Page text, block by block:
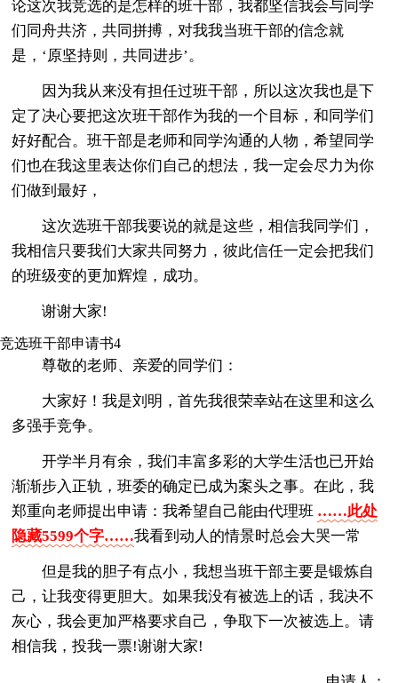
论这次我竞选的是怎样的班干部，我都坚信我会与同学
们同舟共济，共同拼搏，对我我当班干部的信念就
是，‘原坚持则，共同进步’。
因为我从来没有担任过班干部，所以这次我也是下
定了决心要把这次班干部作为我的一个目标，和同学们
好好配合。班干部是老师和同学沟通的人物，希望同学
们也在我这里表达你们自己的想法，我一定会尽力为你
们做到最好，
这次选班干部我要说的就是这些，相信我同学们，
我相信只要我们大家共同努力，彼此信任一定会把我们
的班级变的更加辉煌，成功。
谢谢大家!
竞选班干部申请书4
尊敬的老师、亲爱的同学们：
大家好！我是刘明，首先我很荣幸站在这里和这么
多强手竞争。
开学半月有余，我们丰富多彩的大学生活也已开始
渐渐步入正轨，班委的确定已成为案头之事。在此，我
郑重向老师提出申请：我希望自己能由代理班 ……此处
隐藏5599个字……我看到动人的情景时总会大哭一常
但是我的胆子有点小，我想当班干部主要是锻炼自
己，让我变得更胆大。如果我没有被选上的话，我决不
灰心，我会更加严格要求自己，争取下一次被选上。请
相信我，投我一票!谢谢大家!